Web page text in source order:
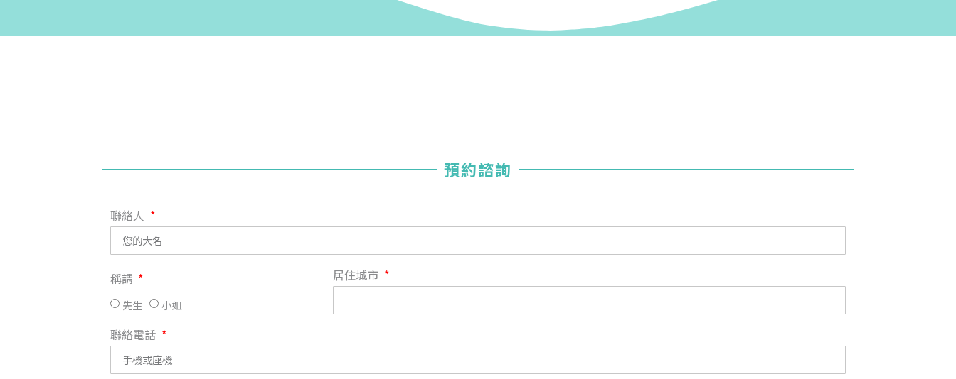
預約諮詢
聯絡人
稱謂
先生 小姐
居住城市
聯絡電話
您好，您的會員申請，已成功送出，經本協會理事會審核
【會費】
入會費新臺幣1200元，於會員入會時繳納；常年會費1200
元，於每年度繳納。
戶名: 社團法人台灣自律神經健康培訓暨發展協會